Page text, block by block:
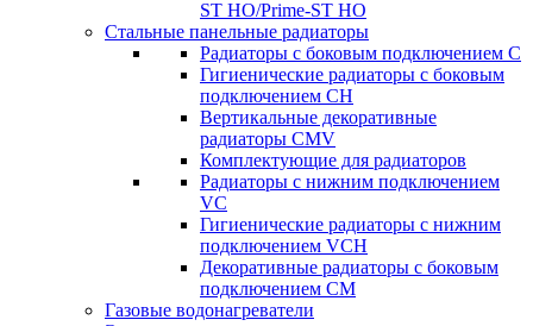
ST HO/Prime-ST HO
Стальные панельные радиаторы
Радиаторы c боковым подключением C
Гигиенические радиаторы c боковым
подключением CH
Вертикальные декоративные
радиаторы CMV
Комплектующие для радиаторов
Радиаторы c нижним подключением
VC
Гигиенические радиаторы c нижним
подключением VCH
Декоративные радиаторы с боковым
подключением CM
Газовые водонагреватели